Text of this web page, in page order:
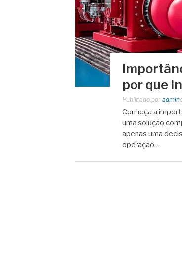
por que
Publicado por admin
Conheça a
uma solução
apenas uma
operação…